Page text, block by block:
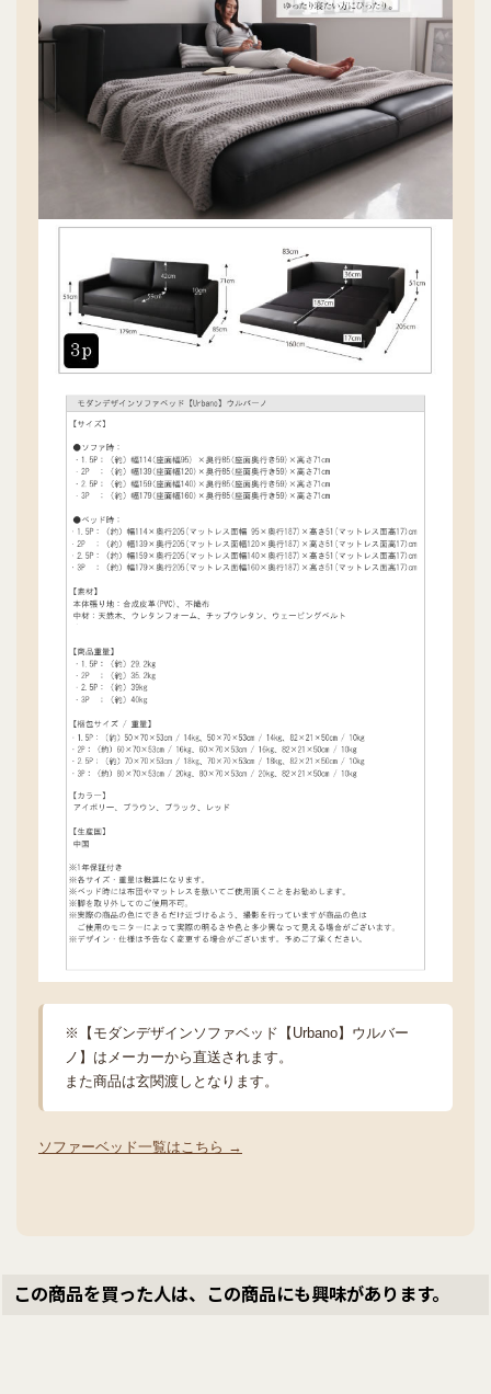
※【モダンデザインソファベッド【Urbano】ウルバー
ノ】はメーカーから直送されます。
また商品は玄関渡しとなります。
ソファーベッド一覧はこちら →
この商品を買った人は、この商品にも興味があります。